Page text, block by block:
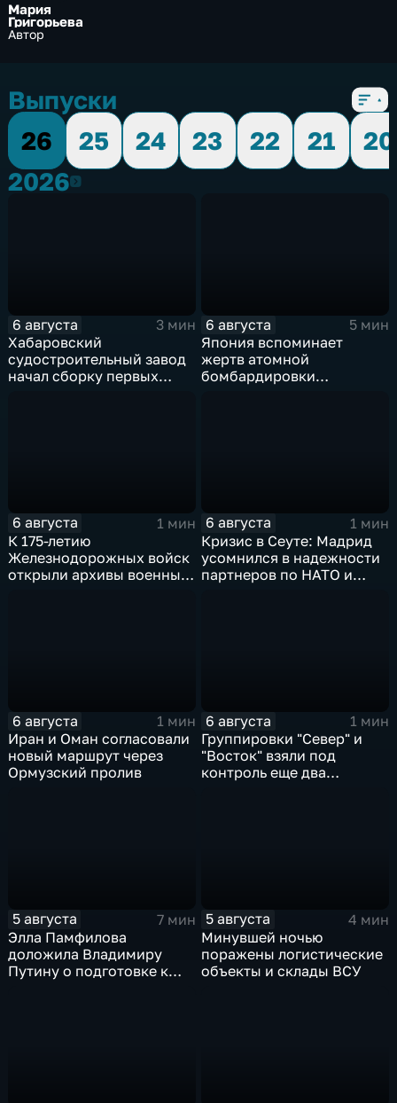
Мария
Григорьева
Автор
Выпуски
26
25 24 23 22 21
20
20262026
6 августа
3 мин
Хабаровский
судостроительный завод
начал сборку первых
6 августа
5 мин
Япония вспоминает
жертв атомной
бомбардировки
6 августа
1 мин
К 175-летию
Железнодорожных войск
открыли архивы военных
6 августа
1 мин
Кризис в Сеуте: Мадрид
усомнился в надежности
партнеров по НАТО и
6 августа
1 мин
Иран и Оман согласовали
новый маршрут через
Ормузский пролив
6 августа
1 мин
Группировки "Север" и
"Восток" взяли под
контроль еще два
5 августа
7 мин
Элла Памфилова
доложила Владимиру
Путину о подготовке к
5 августа
4 мин
Минувшей ночью
поражены логистические
объекты и склады ВСУ